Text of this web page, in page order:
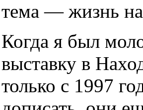
тема — жизнь
Когда я был
выставку в
только с 1997